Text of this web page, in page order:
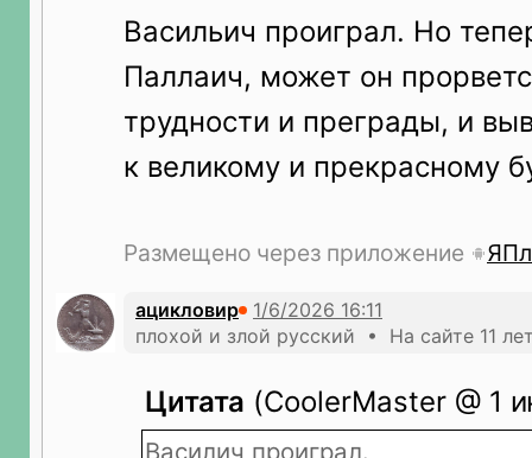
Васильич проиграл. Но
Паллаич, может он
трудности и преграды, и
к великому и прекрасному
Размещено через приложение
ацикловир
плохой и злой русский • На сайте 11
Цитата (CoolerMaster @ 1
Василич проиграл.